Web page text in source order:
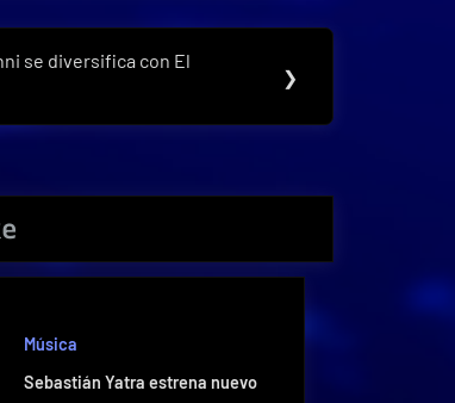
se diversifica con El
❯
Música
Sebastián Yatra estrena nuevo